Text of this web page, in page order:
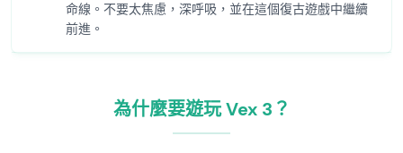
命線。不要太焦慮，深呼吸，並在這個復古遊戲中繼續
前進。
為什麼要遊玩 Vex 3？